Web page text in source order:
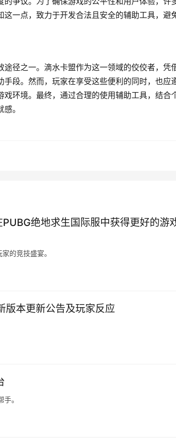
一点，致力于开发合法且安全的辅助工具，避
径之一。滴水卡盟作为这一领域的佼佼者，凭
段。然而，玩家在享受这些便利的同时，也应
环境。最终，通过合理的使用辅助工具，结合
。
绝地求生国际服中获得更好的游
的竞技盛宴。
版本更新公告及玩家反应
。